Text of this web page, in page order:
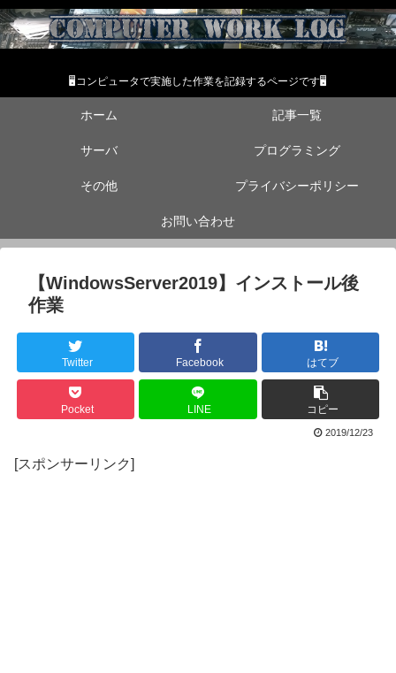
🖥コンピュータで実施した作業を記録するページです🖥
ホーム 記事一覧
サーバ プログラミング
その他 プライバシーポリシー
お問い合わせ
【WindowsServer2019】インストール後
作業
Twitter Facebook はてブ
Pocket LINE コピー
2019/12/23
[スポンサーリンク]